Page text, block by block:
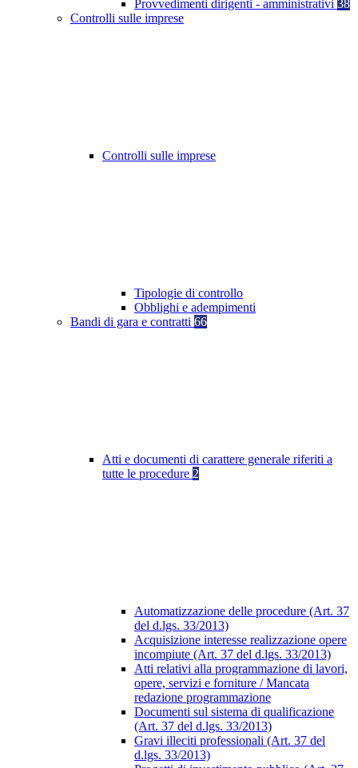
Provvedimenti dirigenti - amministrativi 38
Controlli sulle imprese
Controlli sulle imprese
Tipologie di controllo
Obblighi e adempimenti
Bandi di gara e contratti 66
Atti e documenti di carattere generale riferiti a
tutte le procedure 2
Automatizzazione delle procedure (Art. 37
del d.lgs. 33/2013)
Acquisizione interesse realizzazione opere
incompiute (Art. 37 del d.lgs. 33/2013)
Atti relativi alla programmazione di lavori,
opere, servizi e forniture / Mancata
redazione programmazione
Documenti sul sistema di qualificazione
(Art. 37 del d.lgs. 33/2013)
Gravi illeciti professionali (Art. 37 del
d.lgs. 33/2013)